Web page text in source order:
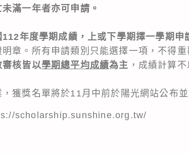
滿一年者亦可申請。
年度學期成績，上或下學期擇一學期申
章。所有申請類別只能選擇一項，不得重
核皆以學期總平均成績為主 ，成績計算
獲獎名單將於11月中前於陽光網站公布並
scholarship.sunshine.org.tw/